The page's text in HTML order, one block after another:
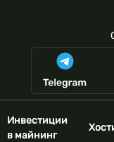
Инвестиции
в майнинг